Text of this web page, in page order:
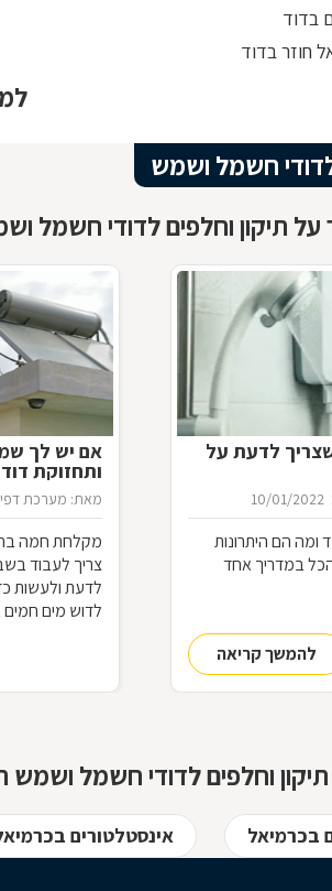
בדוד
חוזר בדוד
לדודי חשמל ושמש
על תיקון וחלפים לדודי חשמל
לדעת על
10/01/2022
ומה הם היתרונות
במדריך אחד
להמשך קריאה
אם יש לך
ותחזוקת
מאת: מערכת
מקלחת חמה
צריך לעבוד
לדעת ולעשות
לדוש מים
וחלפים לדודי חשמל ושמש
בכרמיאל אינסטלטורים